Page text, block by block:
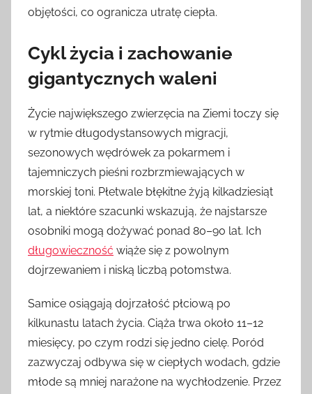
objętości, co ogranicza utratę ciepła.
Cykl życia i zachowanie
gigantycznych waleni
Życie największego zwierzęcia na Ziemi toczy się
w rytmie długodystansowych migracji,
sezonowych wędrówek za pokarmem i
tajemniczych pieśni rozbrzmiewających w
morskiej toni. Płetwale błękitne żyją kilkadziesiąt
lat, a niektóre szacunki wskazują, że najstarsze
osobniki mogą dożywać ponad 80–90 lat. Ich
długowieczność wiąże się z powolnym
dojrzewaniem i niską liczbą potomstwa.
Samice osiągają dojrzałość płciową po
kilkunastu latach życia. Ciąża trwa około 11–12
miesięcy, po czym rodzi się jedno cielę. Poród
zazwyczaj odbywa się w ciepłych wodach, gdzie
młode są mniej narażone na wychłodzenie. Przez